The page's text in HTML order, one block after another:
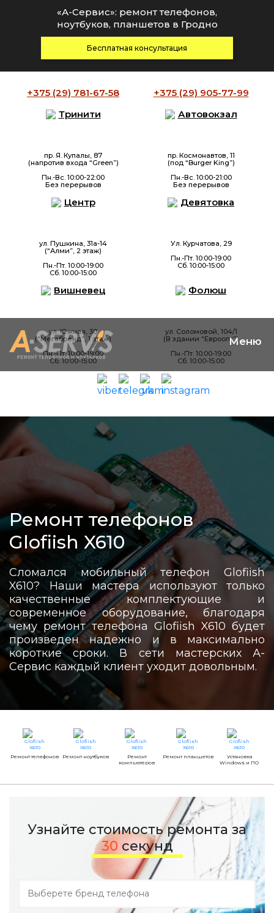
+375 (29) 781-67-58 +375 (29) 905-77-99
Тринити
пр. Я. Купалы, 87
(напротив входа “Green”)
Пн.-Вс. 10:00-22:00
Без перерывов
Автовокзал
пр. Космонавтов, 11
(под “Burger King”)
Пн.-Вс. 10:00-21:00
Без перерывов
Центр
ул. Пушкина, 31а-14
(“Алми”, 2 этаж)
Пн.-Пт. 10:00-19:00
Сб. 10:00-15:00
Девятовка
Ул. Курчатова, 29
Пн.-Пт. 10:00-19:00
Сб. 10:00-15:00
Вишневец
ул. Южная, 30
(“Мегабренд”, 1 этаж)
Пн.-Пт. 10:00-19:00
Сб. 10:00-15:00
Фолюш
ул. Соломовой, 104/1
(В здании “Евроопт”)
Пн.-Пт. 10:00-19:00
Сб. 10:00-15:00
«А-Сервис»: ремонт телефонов,
ноутбуков, планшетов в Гродно
Бесплатная консультация
Ремонт телефонов
Glofiish X610
Сломался мобильный телефон Glofiish
X610? Наши мастера используют только
качественные комплектующие и
современное оборудование, благодаря
чему ремонт телефона Glofiish X610 будет
произведен надежно и в максимально
короткие сроки. В сети мастерских А-
Сервис каждый клиент уходит довольным.
Ремонт телефонов Ремонт ноутбуков
Ремонт
компьютеров
Ремонт планшетов
Установка
Windows и ПО
Узнайте стоимость ремонта за
30 секунд